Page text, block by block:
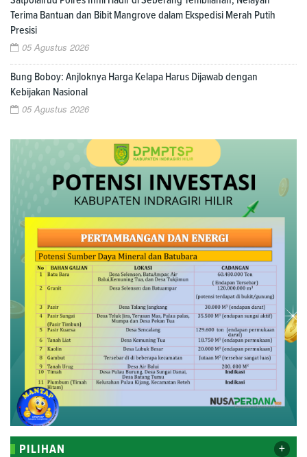
Terima Bantuan dan Bibit Mangrove dalam Ekspedisi Merah Putih
Presisi
05 Agustus 2026
Bung Boboy: Anjloknya Harga Kelapa Harus Dijawab dengan
Kebijakan Nasional
05 Agustus 2026
PILIHAN +